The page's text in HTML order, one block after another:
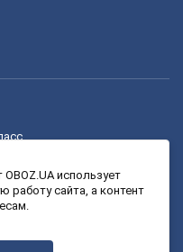
использует
работу сайта, а контент